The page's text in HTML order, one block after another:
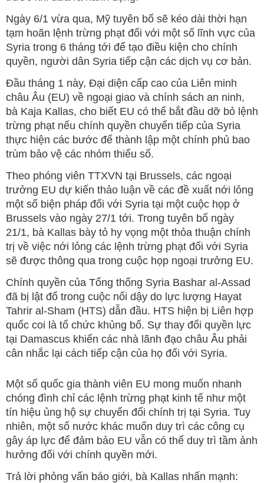
Ngày 6/1 vừa qua, Mỹ tuyên bố sẽ kéo dài thời hạn
tạm hoãn lệnh trừng phạt đối với một số lĩnh vực của
Syria trong 6 tháng tới để tạo điều kiện cho chính
quyền, người dân Syria tiếp cận các dịch vụ cơ bản.
Đầu tháng 1 này, Đại diện cấp cao của Liên minh
châu Âu (EU) về ngoại giao và chính sách an ninh,
bà Kaja Kallas, cho biết EU có thể bắt đầu dỡ bỏ lệnh
trừng phạt nếu chính quyền chuyển tiếp của Syria
thực hiện các bước để thành lập một chính phủ bao
trùm bảo vệ các nhóm thiểu số.
Theo phóng viên TTXVN tại Brussels, các ngoại
trưởng EU dự kiến thảo luận về các đề xuất nới lỏng
một số biện pháp đối với Syria tại một cuộc họp ở
Brussels vào ngày 27/1 tới. Trong tuyên bố ngày
21/1, bà Kallas bày tỏ hy vọng một thỏa thuận chính
trị về việc nới lỏng các lệnh trừng phạt đối với Syria
sẽ được thông qua trong cuộc họp ngoại trưởng EU.
Chính quyền của Tổng thống Syria Bashar al-Assad
đã bị lật đổ trong cuộc nổi dậy do lực lượng Hayat
Tahrir al-Sham (HTS) dẫn đầu. HTS hiện bị Liên hợp
quốc coi là tổ chức khủng bố. Sự thay đổi quyền lực
tại Damascus khiến các nhà lãnh đạo châu Âu phải
cân nhắc lại cách tiếp cận của họ đối với Syria.
Một số quốc gia thành viên EU mong muốn nhanh
chóng đình chỉ các lệnh trừng phạt kinh tế như một
tín hiệu ủng hộ sự chuyển đổi chính trị tại Syria. Tuy
nhiên, một số nước khác muốn duy trì các công cụ
gây áp lực để đảm bảo EU vẫn có thể duy trì tầm ảnh
hưởng đối với chính quyền mới.
Trả lời phỏng vấn báo giới, bà Kallas nhấn mạnh: